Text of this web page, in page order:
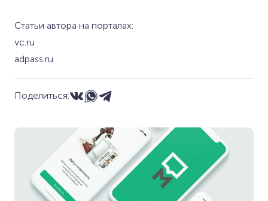
Статьи автора на порталах:
vc.ru
adpass.ru
Поделиться: